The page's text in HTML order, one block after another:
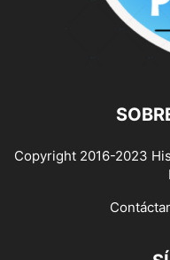
Copyright 2016-2023